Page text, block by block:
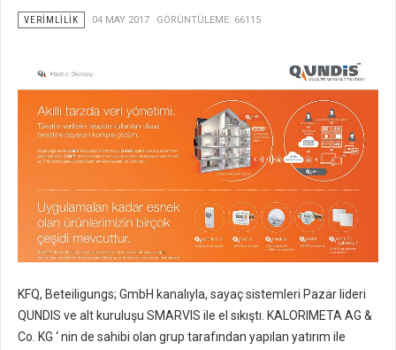
VERIMLILIK 04 MAY 2017 GÖRÜNTÜLEME: 66115
KFQ, Beteiligungs; GmbH kanalıyla, sayaç sistemleri Pazar lideri
QUNDIS ve alt kuruluşu SMARVIS ile el sıkıştı. KALORIMETA AG &
Co. KG ‘ nin de sahibi olan grup tarafından yapılan yatırım ile